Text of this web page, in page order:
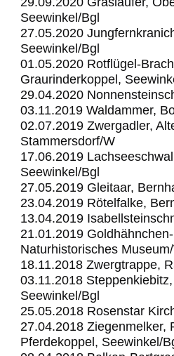
Seewinkel/Bgl
27.05.2020
Seewinkel/Bgl
01.05.2020 Rotflügel-
Graurinderkoppel,
29.04.2020
03.11.2019 Waldammer,
02.07.2019 Zwergadler,
Stammersdorf/W
17.06.2019
Seewinkel/Bgl
27.05.2019 Gleitaar,
23.04.2019 Rötelfalke,
13.04.2019
21.01.2019
Naturhistorisches
18.11.2018 Zwergtrappe,
03.11.2018
Seewinkel/Bgl
25.05.2018 Rosenstar
27.04.2018 Ziegenmelker,
Pferdekoppel, Seewinkel/